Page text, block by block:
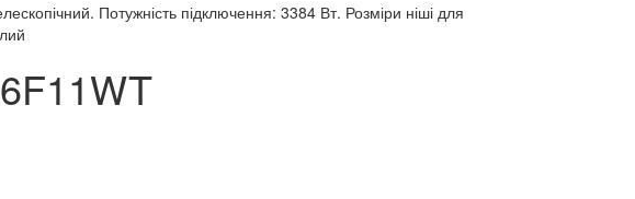
Потужність підключення: 3384 Вт. Розміри ніші для